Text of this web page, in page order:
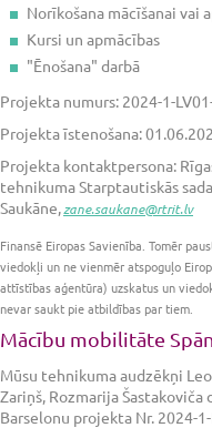
Norīkošana mācīšanai vai
Kursi un apmācības
"Ēnošana" darbā
Projekta numurs: 2024-1-
Projekta īstenošana:
Projekta kontaktpersona:
tehnikuma Starptautiskās
Saukāne,zane.saukane@rtrit.lv
Finansē Eiropas Savienība. Tomēr
viedokļi un ne vienmēr atspoguļo
attīstības aģentūra) uzskatus un
nevar saukt pie atbildības par tiem.
Mācību mobilitāte
Mūsu tehnikuma audzēkņi
Zariņš, Rozmarija
Barselonu projekta Nr. 2024-